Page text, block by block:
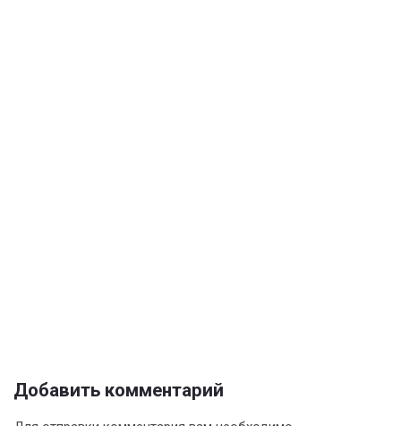
Добавить комментарий